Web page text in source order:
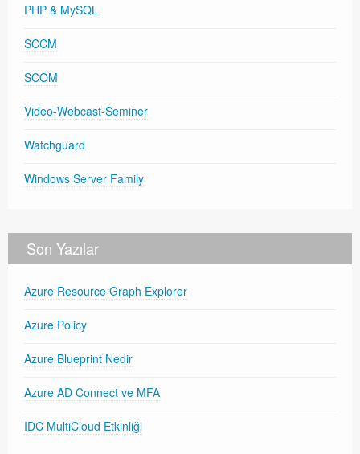
PHP & MySQL
SCCM
SCOM
Video-Webcast-Seminer
Watchguard
Windows Server Family
Son Yazılar
Azure Resource Graph Explorer
Azure Policy
Azure Blueprint Nedir
Azure AD Connect ve MFA
IDC MultiCloud Etkinliği